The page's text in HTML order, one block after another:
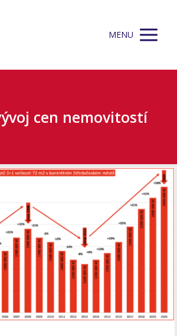
MENU
cen nemovitostí